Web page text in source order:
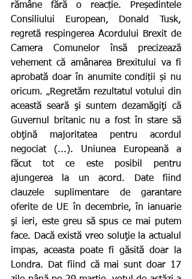
rămâne fără o reacție. Președintele
Consiliului European, Donald Tusk,
regretă respingerea Acordului Brexit de
Camera Comunelor însă precizează
vehement că amânarea Brexitului va fi
aprobată doar în anumite condiții și nu
oricum. „Regretăm rezultatul votului din
această seară şi suntem dezamăgiţi că
Guvernul britanic nu a fost în stare să
obţină majoritatea pentru acordul
negociat (...). Uniunea Europeană a
făcut tot ce este posibil pentru
ajungerea la un acord. Date fiind
clauzele suplimentare de garantare
oferite de UE în decembrie, în ianuarie
şi ieri, este greu să spus ce mai putem
face. Dacă există vreo soluţie la actualul
impas, aceasta poate fi găsită doar la
Londra. Dat fiind că mai sunt doar 17